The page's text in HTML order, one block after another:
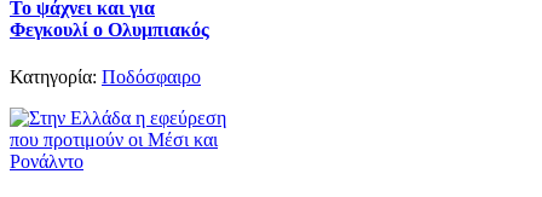
Το ψάχνει και για
Φεγκουλί ο Ολυμπιακός
Κατηγορία: Ποδόσφαιρο